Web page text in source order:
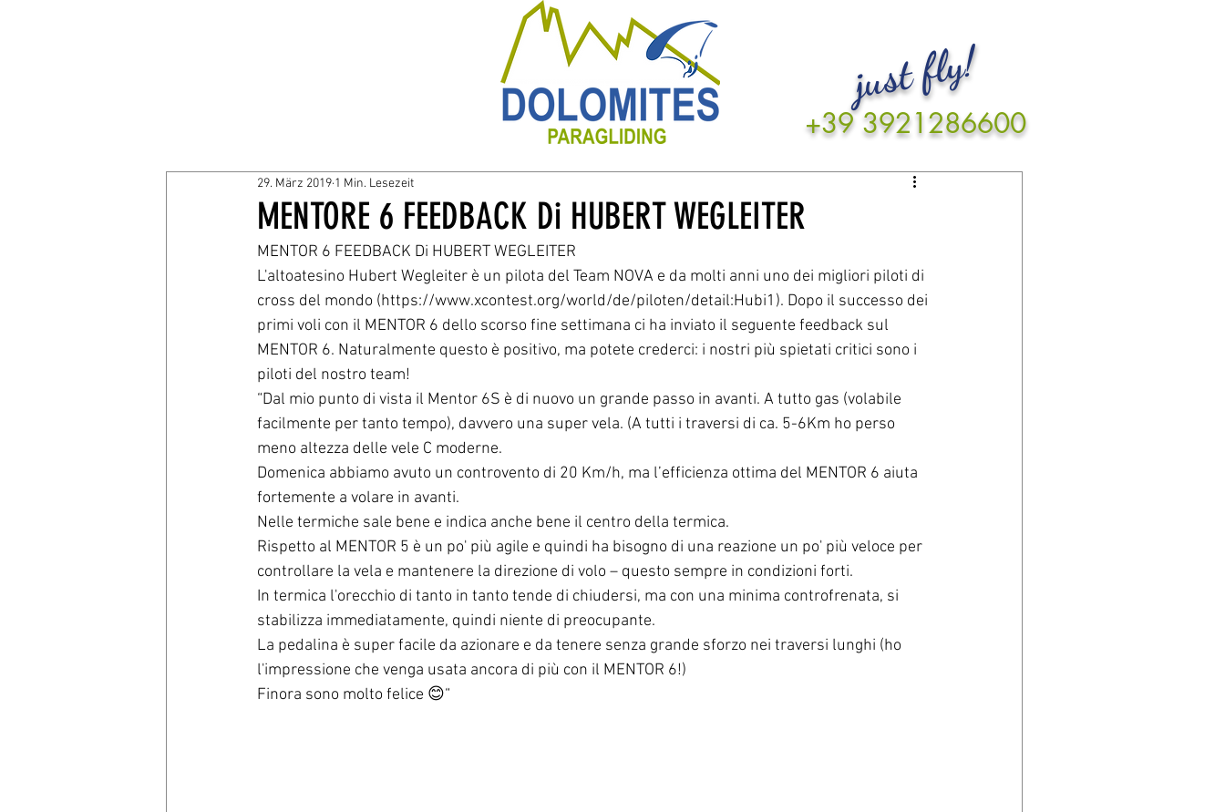
just fly!
+39 3921286600
MENTORE 6 FEEDBACK Di HUBERT WEGLEITER
29. März 2019 1 Min. Lesezeit
MENTOR 6 FEEDBACK Di HUBERT WEGLEITER
L'altoatesino Hubert Wegleiter è un pilota del Team NOVA e da molti anni uno dei migliori piloti di
cross del mondo (https://www.xcontest.org/world/de/piloten/detail:Hubi1). Dopo il successo dei
primi voli con il MENTOR 6 dello scorso fine settimana ci ha inviato il seguente feedback sul
MENTOR 6. Naturalmente questo è positivo, ma potete crederci: i nostri più spietati critici sono i
piloti del nostro team!
“Dal mio punto di vista il Mentor 6S è di nuovo un grande passo in avanti. A tutto gas (volabile
facilmente per tanto tempo), davvero una super vela. (A tutti i traversi di ca. 5-6Km ho perso
meno altezza delle vele C moderne.
Domenica abbiamo avuto un controvento di 20 Km/h, ma l’efficienza ottima del MENTOR 6 aiuta
fortemente a volare in avanti.
Nelle termiche sale bene e indica anche bene il centro della termica.
Rispetto al MENTOR 5 è un po' più agile e quindi ha bisogno di una reazione un po' più veloce per
controllare la vela e mantenere la direzione di volo – questo sempre in condizioni forti.
In termica l'orecchio di tanto in tanto tende di chiudersi, ma con una minima controfrenata, si
stabilizza immediatamente, quindi niente di preocupante.
La pedalina è super facile da azionare e da tenere senza grande sforzo nei traversi lunghi (ho
l'impressione che venga usata ancora di più con il MENTOR 6!)
Finora sono molto felice 😊“